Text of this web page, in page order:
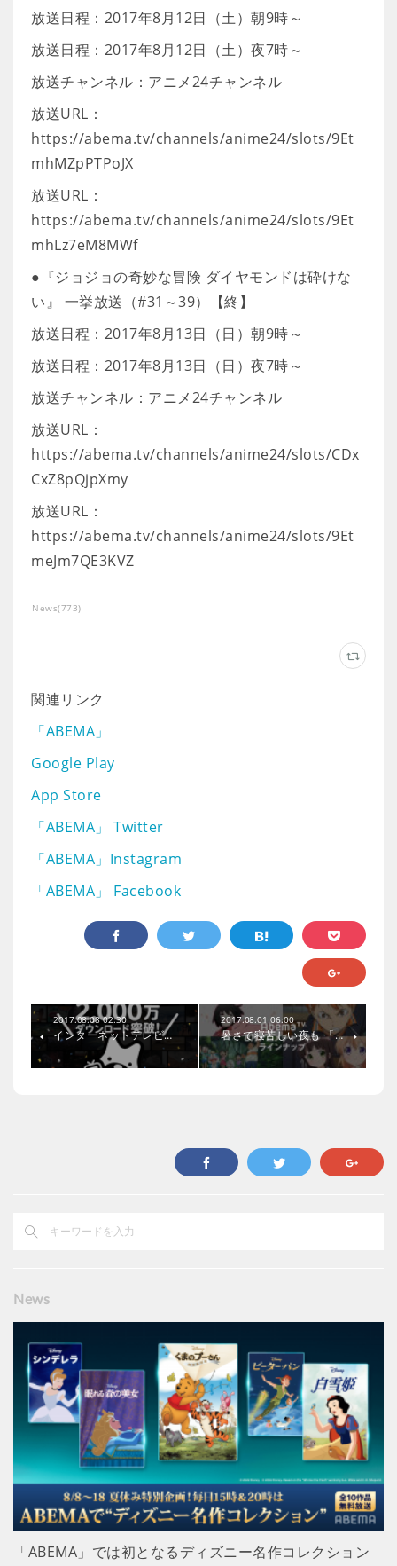
放送日程：2017年8月12日（土）朝9時～
放送日程：2017年8月12日（土）夜7時～
放送チャンネル：アニメ24チャンネル
放送URL：
https://abema.tv/channels/anime24/slots/9Et
mhMZpPTPoJX
放送URL：
https://abema.tv/channels/anime24/slots/9Et
mhLz7eM8MWf
●『ジョジョの奇妙な冒険 ダイヤモンドは砕けな
い』 一挙放送（#31～39）【終】
放送日程：2017年8月13日（日）朝9時～
放送日程：2017年8月13日（日）夜7時～
放送チャンネル：アニメ24チャンネル
放送URL：
https://abema.tv/channels/anime24/slots/CDx
CxZ8pQjpXmy
放送URL：
https://abema.tv/channels/anime24/slots/9Et
meJm7QE3KVZ
News(773)
関連リンク
「ABEMA」
Google Play
App Store
「ABEMA」 Twitter
「ABEMA」Instagram
「ABEMA」 Facebook
2017.08.08 02:30
インターネットテレビ…
2017.08.01 06:00
暑さで寝苦しい夜も 「…
News
「ABEMA」では初となるディズニー名作コレクション